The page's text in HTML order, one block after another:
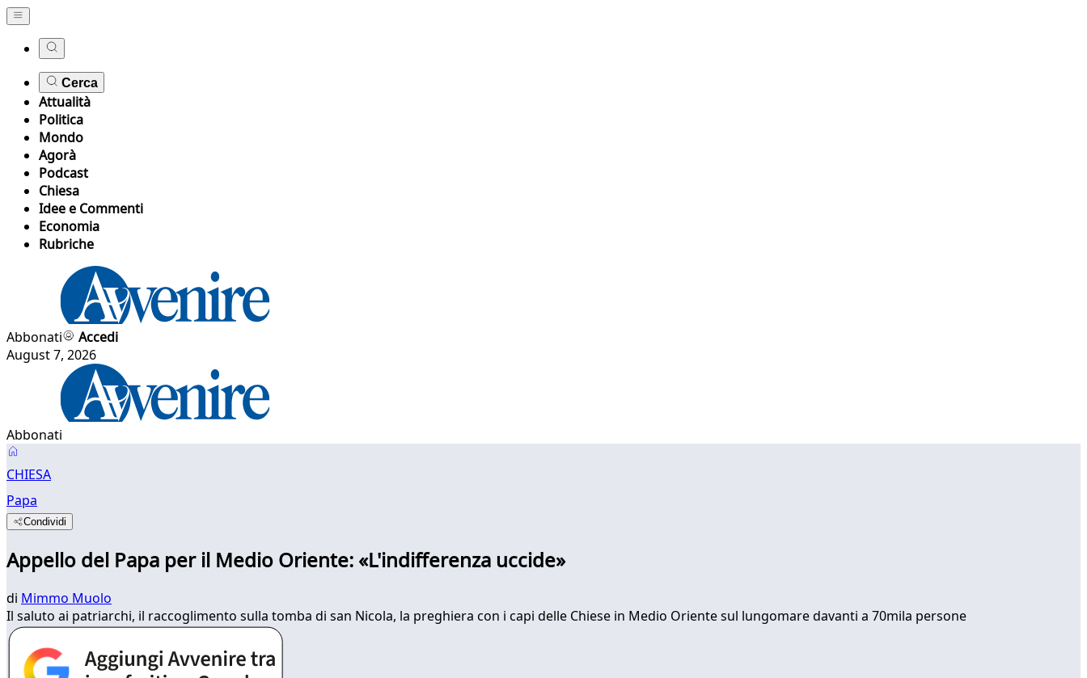
Cerca
Attualità
Politica
Mondo
Agorà
Podcast
Chiesa
Idee e Commenti
Economia
Rubriche
Abbonati
Accedi
August 7, 2026
Abbonati
CHIESA
Papa
Condividi
Appello del Papa per il Medio Oriente: «L'indifferenza uccide»
di Mimmo Muolo
Il saluto ai patriarchi, il raccoglimento sulla tomba di san Nicola, la preghiera con i capi delle Chiese in Medio Oriente sul lungomare davanti a 70mila persone